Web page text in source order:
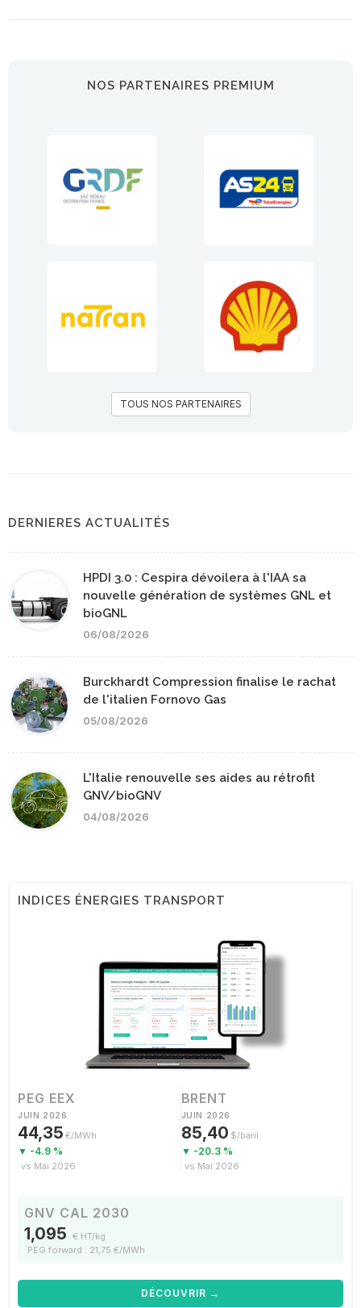
NOS PARTENAIRES PREMIUM
TOUS NOS PARTENAIRES
DERNIERES ACTUALITÉS
HPDI 3.0 : Cespira dévoilera à l'IAA sa
nouvelle génération de systèmes GNL et
bioGNL
06/08/2026
Burckhardt Compression finalise le rachat
de l'italien Fornovo Gas
05/08/2026
L'Italie renouvelle ses aides au rétrofit
GNV/bioGNV
04/08/2026
INDICES ÉNERGIES TRANSPORT
PEG EEX
JUIN 2026
44,35 €/MWh
▼ -4.9 %
vs Mai 2026
BRENT
JUIN 2026
85,40 $/baril
▼ -20.3 %
vs Mai 2026
GNV CAL 2030
1,095 € HT/kg
PEG forward : 21,75 €/MWh
DÉCOUVRIR →